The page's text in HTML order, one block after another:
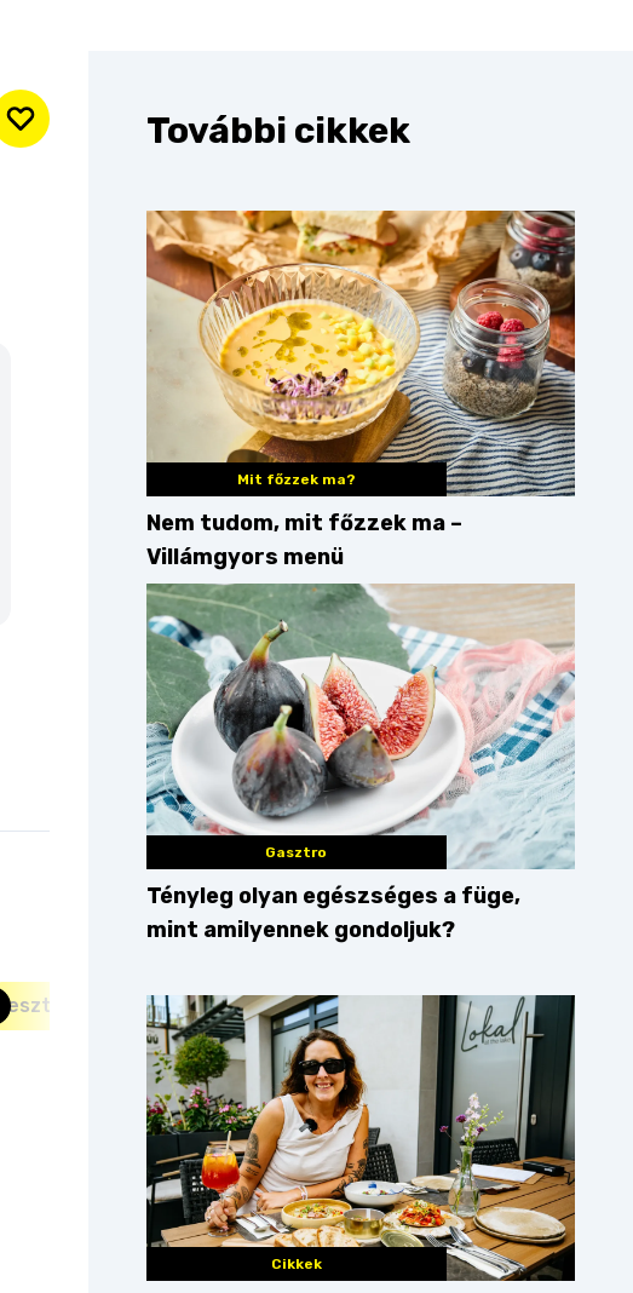
teszteltük bundás kenyér
További cikkek
Mit főzzek ma?
Nem tudom, mit főzzek ma –
Villámgyors menü
Gasztro
Tényleg olyan egészséges a füge,
mint amilyennek gondoljuk?
Cikkek